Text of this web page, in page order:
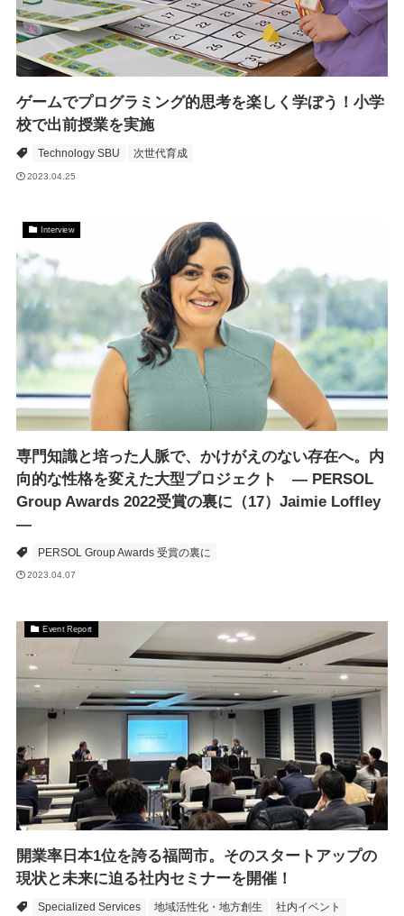
ゲームでプログラミング的思考を楽しく学ぼう！小学
校で出前授業を実施
Technology SBU 次世代育成
2023.04.25
Interview
専門知識と培った人脈で、かけがえのない存在へ。内
向的な性格を変えた大型プロジェクト ― PERSOL
Group Awards 2022受賞の裏に（17）Jaimie Loffley
―
PERSOL Group Awards 受賞の裏に
2023.04.07
Event Report
開業率日本1位を誇る福岡市。そのスタートアップの
現状と未来に迫る社内セミナーを開催！
Specialized Services 地域活性化・地方創生 社内イベント